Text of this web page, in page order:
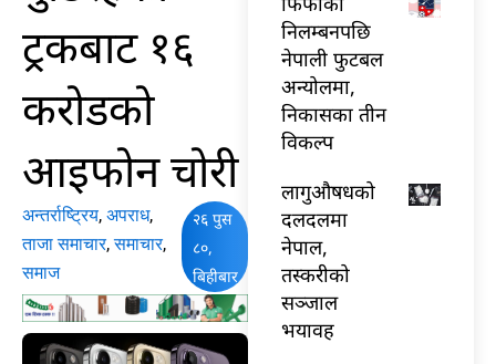
ट्रकबाट १६
करोडको
आइफोन चोरी
अन्तर्राष्ट्रिय, अपराध,
ताजा समाचार,समाचार,
समाज
२६ पुस
८०,
बिहीबार
निलम्बनपछि
नेपाली फुटबल
अन्योलमा,
निकासका तीन
विकल्प
लागुऔषधको
दलदलमा
नेपाल,
तस्करीको
सञ्जाल
भयावह